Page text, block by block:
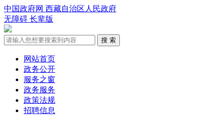
中国政府网 西藏自治区人民政府
无障碍 长辈版
搜 索
网站首页
政务公开
服务之窗
政务服务
政策法规
招聘信息